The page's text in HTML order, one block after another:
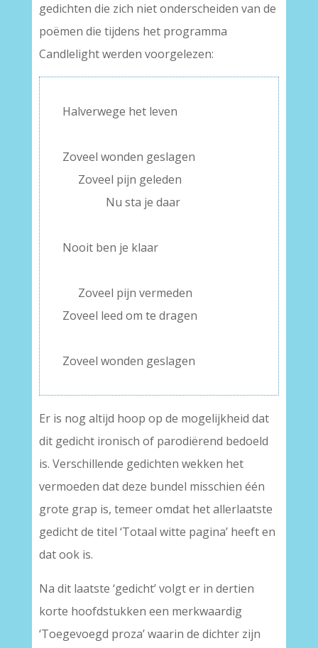
gedichten die zich niet onderscheiden van de
poëmen die tijdens het programma
Candlelight werden voorgelezen:
Halverwege het leven
Zoveel wonden geslagen
Zoveel pijn geleden
Nu sta je daar
Nooit ben je klaar
Zoveel pijn vermeden
Zoveel leed om te dragen
Zoveel wonden geslagen
Er is nog altijd hoop op de mogelijkheid dat
dit gedicht ironisch of parodiërend bedoeld
is. Verschillende gedichten wekken het
vermoeden dat deze bundel misschien één
grote grap is, temeer omdat het allerlaatste
gedicht de titel ‘Totaal witte pagina’ heeft en
dat ook is.
Na dit laatste ‘gedicht’ volgt er in dertien
korte hoofdstukken een merkwaardig
‘Toegevoegd proza’ waarin de dichter zijn